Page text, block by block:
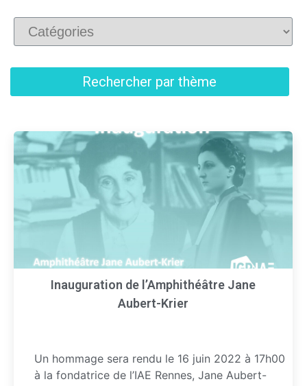
Rechercher par thème
Inauguration de l’Amphithéâtre Jane
Aubert-Krier
Un hommage sera rendu le 16 juin 2022 à 17h00
à la fondatrice de l’IAE Rennes, Jane Aubert-